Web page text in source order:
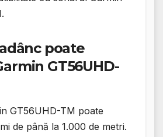
poate
GT56UHD-
GT56UHD-TM poate
de până la 1.000 de metri.